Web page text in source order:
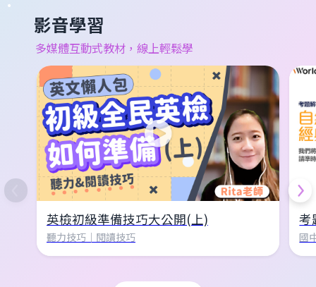
影音學習
多媒體互動式教材，線上輕鬆學
英檢初級準備技巧大公開(上)
聽力技巧｜閱讀技巧
考
國